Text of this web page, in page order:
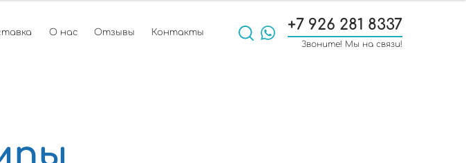
+7 926 281 8337
Звоните! Мы на связи!
О нас Отзывы Контакты